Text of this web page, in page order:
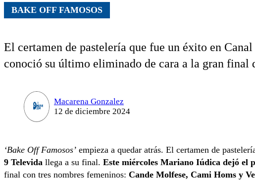
BAKE OFF FAMOSOS
El certamen de pastelería que fue un éxito en
conoció su último eliminado de cara a la gran final
Macarena Gonzalez
12 de diciembre 2024
‘Bake Off Famosos’ empieza a quedar atrás. El certamen de
9 Televida llega a su final. Este miércoles Mariano Iúdica dejó el
final con tres nombres femeninos: Cande Molfese, Cami Homs y